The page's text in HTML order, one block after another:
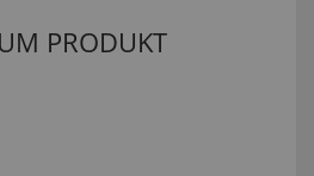
PRODUKT